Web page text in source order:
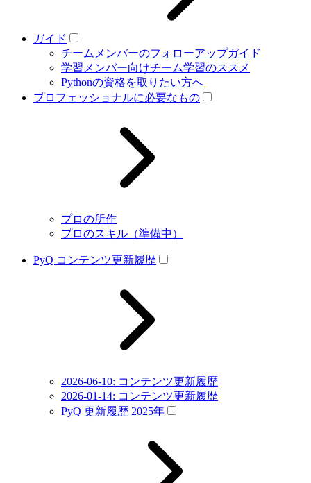
ガイド
チームメンバーのフォローアップガイド
学習メンバー向けチーム学習のススメ
Pythonの資格を取りたい方へ
プロフェッショナルに必要なもの
プロの所作
プロのスキル（準備中）
PyQ コンテンツ更新履歴
2026-06-10: コンテンツ更新履歴
2026-01-14: コンテンツ更新履歴
PyQ 更新履歴 2025年